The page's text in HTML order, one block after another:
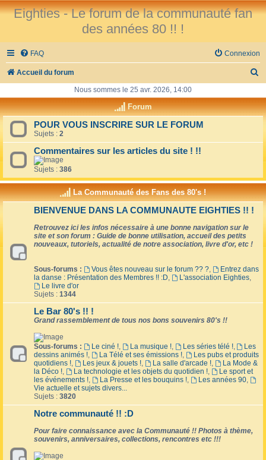
Eighties - Le forum de la communauté fan
des années 80 !! !
FAQ Connexion
Accueil du forum
h
h
e
Nous sommes le 25 avr. 2026, 14:00
Forum
POUR VOUS INSCRIRE SUR LE FORUM
Sujets : 2
Commentaires sur les articles du site ! !!
Sujets : 386
La Communauté des Fans des 80's !
BIENVENUE DANS LA COMMUNAUTE EIGHTIES !! !
Retrouvez ici les infos nécessaire à une bonne navigation sur le
site et son forum : Guide de bonne utilisation, accueil des petits
nouveaux, tutoriels, actualité de notre association, livre d'or, etc !
Sous-forums : Vous êtes nouveau sur le forum ?? ?,
Entrez dans
la danse : Présentation des Membres !! :D, L'association Eighties,
Le livre d'or
Sujets : 1344
Le Bar 80's !! !
Grand rassemblement de tous nos bons souvenirs 80's !!
Sous-forums : Le ciné !, La musique !, Les séries télé !,
Les
dessins animés !, La Télé et ses émissions !,
Les pubs et produits
quotidiens !, Les jeux & jouets !, La salle d'arcade !,
La Mode &
la Déco !, La technologie et les objets du quotidien !,
Le sport et
les événements !, La Presse et les bouquins !, Les années 90,
Vie actuelle et sujets divers...
Sujets : 3820
Notre communauté !! :D
Pour faire connaissance avec la Communauté !! Photos à thème,
souvenirs, anniversaires, collections, rencontres etc !!!